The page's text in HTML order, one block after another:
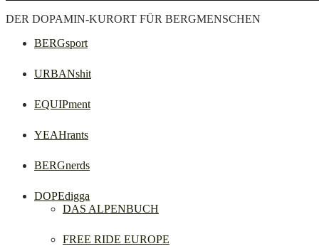
DER DOPAMIN-KURORT FÜR BERGMENSCHEN
BERGsport
URBANshit
EQUIPment
YEAHrants
BERGnerds
DOPEdigga
DAS ALPENBUCH
FREE RIDE EUROPE